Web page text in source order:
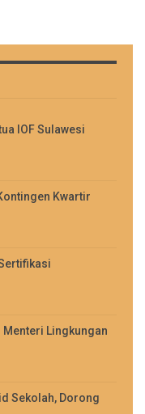
IOF Sulawesi
Kwartir
Lingkungan
Sekolah, Dorong